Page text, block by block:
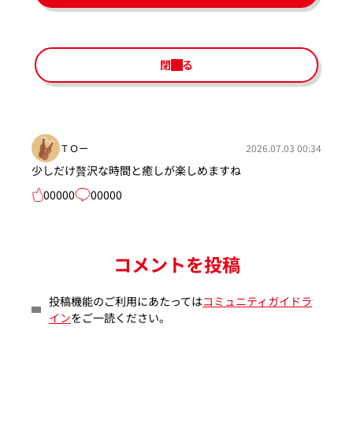
閉じる
ＴＯー 2026.07.03 00:34
少しだけ贅沢な時間と癒しが楽しめますね
00000
00000
コメントを投稿
投稿機能のご利用にあたってはコミュニティガイドラ
インをご一読ください。